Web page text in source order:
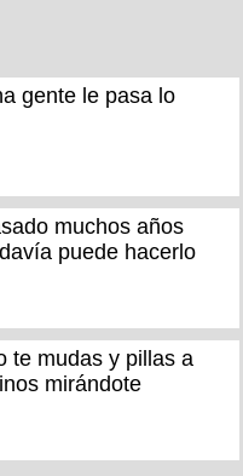
gente le pasa lo
muchos años
puede hacerlo
te mudas y pillas a
mirándote